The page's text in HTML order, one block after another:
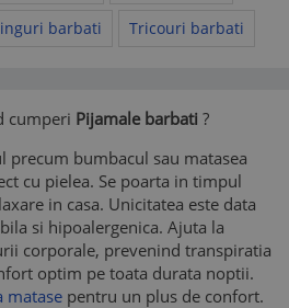
barbati Tricouri barbati
cumperi Pijamale barbati ?
precum bumbacul sau matasea
cu pielea. Se poarta in timpul
in casa. Unicitatea este data
si hipoalergenica. Ajuta la
corporale, prevenind transpiratia
optim pe toata durata noptii.
matase pentru un plus de confort.